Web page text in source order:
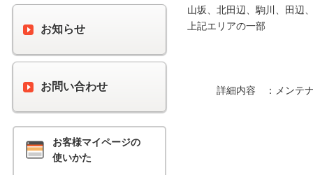
山坂、北田辺、駒川、田辺
上記エリアの一部
詳細内容　：メンテナ
お知らせ
お問い合わせ
お客様マイページの
使いかた